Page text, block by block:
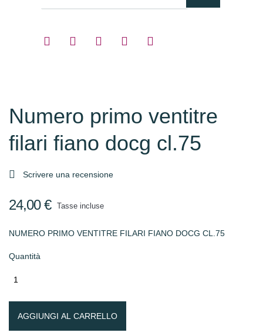
Numero primo ventitre
filari fiano docg cl.75
 Scrivere una recensione
24,00 € Tasse incluse
NUMERO PRIMO VENTITRE FILARI FIANO DOCG CL.75
Quantità
AGGIUNGI AL CARRELLO